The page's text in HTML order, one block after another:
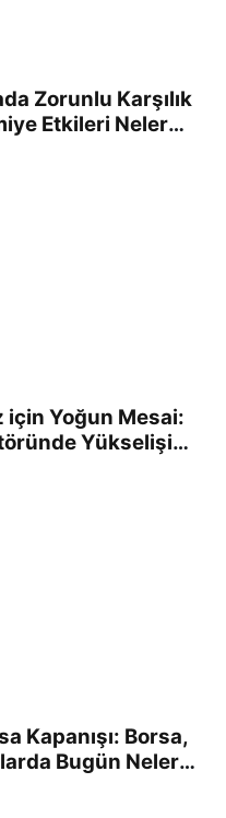
Zorunlu Karşılık
Etkileri Neler
için Yoğun Mesai:
Yükselişi
Kapanışı: Borsa,
Bugün Neler